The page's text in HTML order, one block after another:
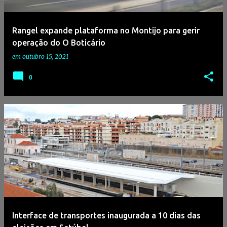
Rangel expande plataforma no Montijo para gerir
operação do O Boticário
em outubro 15, 2021
0
Interface de transportes inaugurada a 10 dias das